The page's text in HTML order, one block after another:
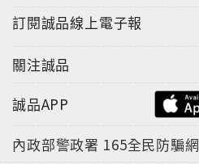
訂閱誠品線上電子報
關注誠品
誠品APP
內政部警政署 165全民防騙網